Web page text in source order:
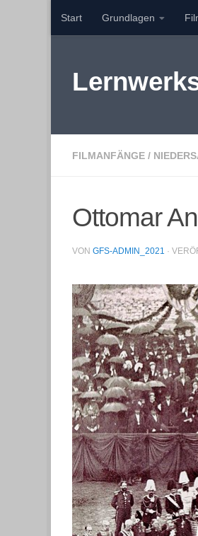
Zum Inhalt springen
Start Grundlagen
FILMANFÄNGE /
Ottomar
VON GFS-ADMIN_2021 ·